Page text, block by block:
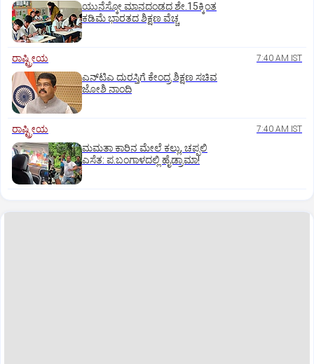
ಯುನೆಸ್ಕೋ ಮಾನದಂಡದ ಶೇ.15ಕ್ಕಿಂತ
ಕಡಿಮೆ ಭಾರತದ ಶಿಕ್ಷಣ ವೆಚ್ಚ
ರಾಷ್ಟ್ರೀಯ 7:40 AM IST
ಎನ್‌ಟಿಎ ದುರಸ್ತಿಗೆ ಕೇಂದ್ರ ಶಿಕ್ಷಣ ಸಚಿವ
ಜೋಶಿ ನಾಂದಿ
ರಾಷ್ಟ್ರೀಯ 7:40 AM IST
ಮಮತಾ ಕಾರಿನ ಮೇಲೆ ಕಲ್ಲು, ಚಪ್ಪಲಿ
ಎಸೆತ: ಪ.ಬಂಗಾಳದಲ್ಲಿ ಹೈಡ್ರಾಮಾ!